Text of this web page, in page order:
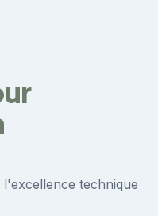
technique